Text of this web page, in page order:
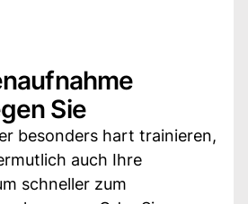
Sie
besonders hart trainieren,
auch Ihre
schneller zum